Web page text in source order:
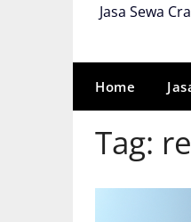
Jasa Sewa
Home
Tag: